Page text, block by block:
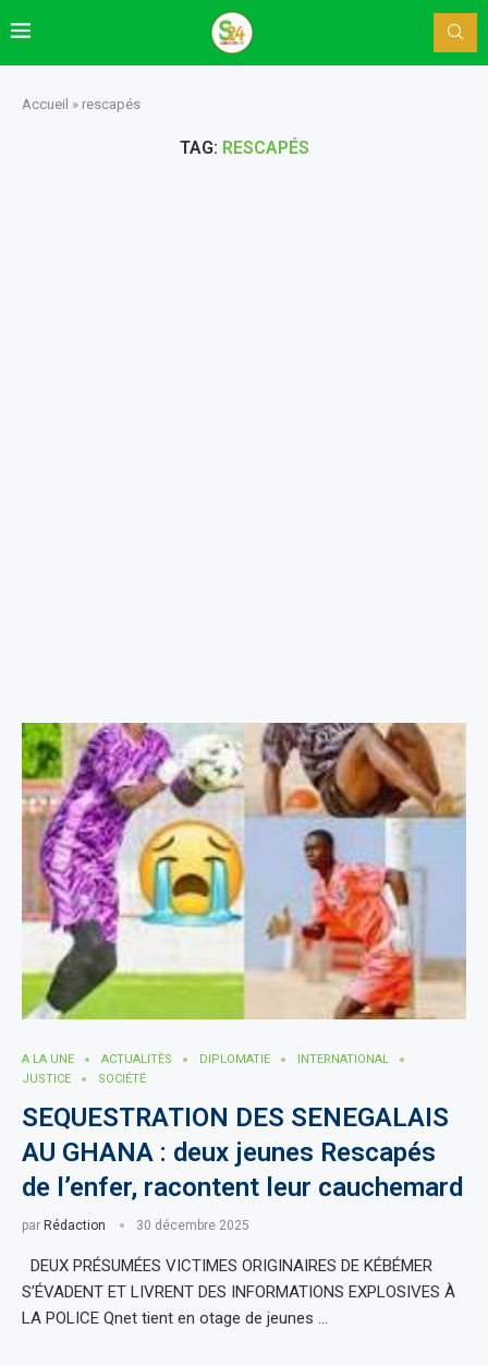
Accueil » rescapés
TAG: RESCAPÉS
A LA UNE ACTUALITÈS DIPLOMATIE
INTERNATIONAL
JUSTICE
SOCIÉTÉ
SEQUESTRATION DES SENEGALAIS
AU GHANA : deux jeunes Rescapés
de l’enfer, racontent leur cauchemard
par Rédaction 30 décembre 2025
DEUX PRÉSUMÉES VICTIMES ORIGINAIRES DE KÉBÉMER
S’ÉVADENT ET LIVRENT DES INFORMATIONS EXPLOSIVES À
LA POLICE Qnet tient en otage de jeunes …